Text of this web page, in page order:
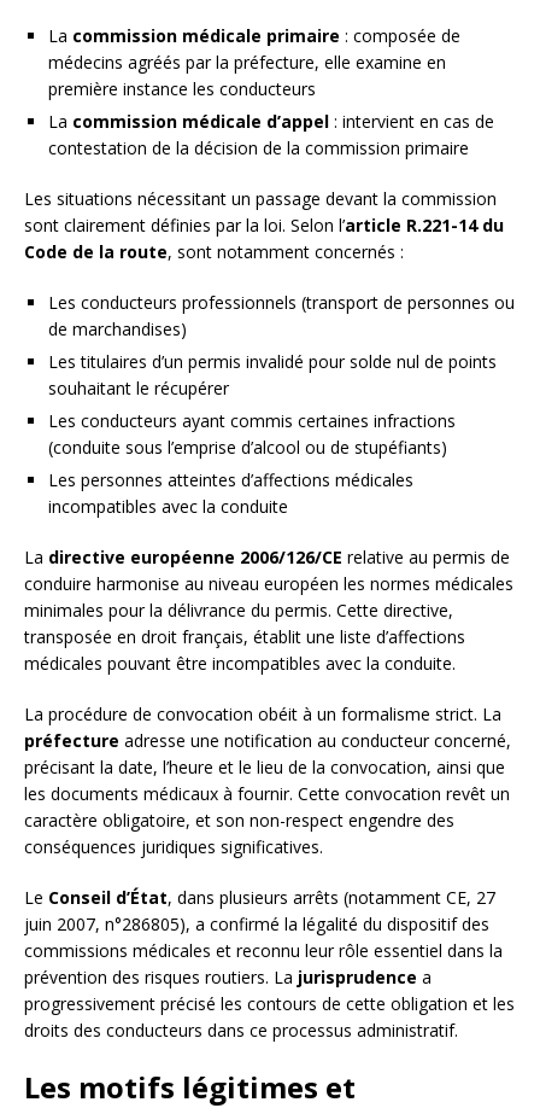
La commission médicale primaire : composée de
médecins agréés par la préfecture, elle examine en
première instance les conducteurs
La commission médicale d’appel : intervient en cas de
contestation de la décision de la commission primaire
Les situations nécessitant un passage devant la commission
sont clairement définies par la loi. Selon l’article R.221-14 du
Code de la route, sont notamment concernés :
Les conducteurs professionnels (transport de personnes ou
de marchandises)
Les titulaires d’un permis invalidé pour solde nul de points
souhaitant le récupérer
Les conducteurs ayant commis certaines infractions
(conduite sous l’emprise d’alcool ou de stupéfiants)
Les personnes atteintes d’affections médicales
incompatibles avec la conduite
La directive européenne 2006/126/CE relative au permis de
conduire harmonise au niveau européen les normes médicales
minimales pour la délivrance du permis. Cette directive,
transposée en droit français, établit une liste d’affections
médicales pouvant être incompatibles avec la conduite.
La procédure de convocation obéit à un formalisme strict. La
préfecture adresse une notification au conducteur concerné,
précisant la date, l’heure et le lieu de la convocation, ainsi que
les documents médicaux à fournir. Cette convocation revêt un
caractère obligatoire, et son non-respect engendre des
conséquences juridiques significatives.
Le Conseil d’État, dans plusieurs arrêts (notamment CE, 27
juin 2007, n°286805), a confirmé la légalité du dispositif des
commissions médicales et reconnu leur rôle essentiel dans la
prévention des risques routiers. La jurisprudence a
progressivement précisé les contours de cette obligation et les
droits des conducteurs dans ce processus administratif.
Les motifs légitimes et